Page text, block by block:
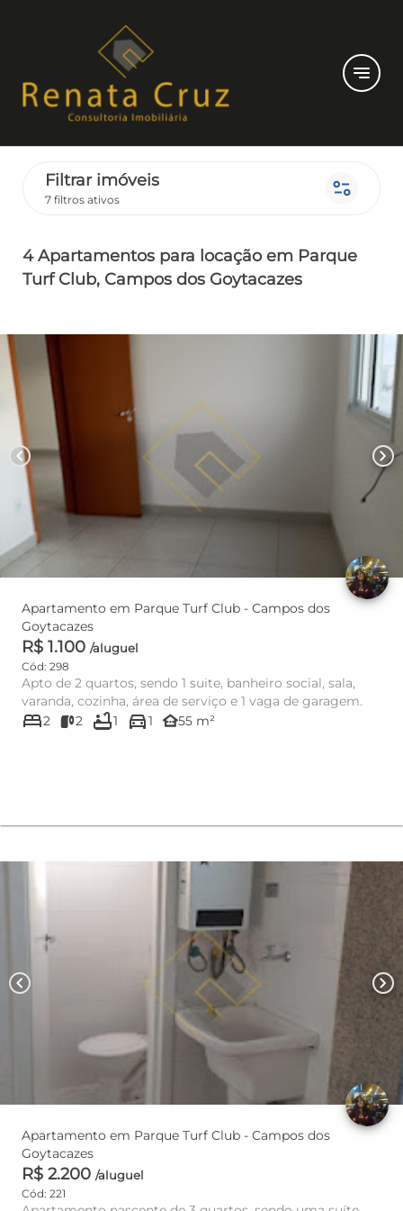
notes
Filtrar imóveis
7 filtros ativos page_info
4 Apartamentos para locaçãoem Parque
Turf Club, Campos dos Goytacazes
chevron_left chevron_right
Apartamento em Parque Turf Club - Campos dos
Goytacazes
R$ 1.100 /aluguel
Cód: 298
Apto de 2 quartos, sendo 1 suite, banheiro social, sala,
varanda, cozinha, área de serviço e 1 vaga de garagem.
bed2 2 bathtub1 directions_car1 other_houses55 m²
chevron_left chevron_right
Apartamento em Parque Turf Club - Campos dos
Goytacazes
R$ 2.200 /aluguel
Cód: 221